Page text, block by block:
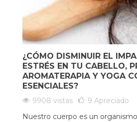
¿CÓMO DISMINUIR EL
ESTRÉS EN TU CABELLO,
AROMATERAPIA Y YOGA
ESENCIALES?
9908 vistas 9 Apreciado
Nuestro cuerpo es un